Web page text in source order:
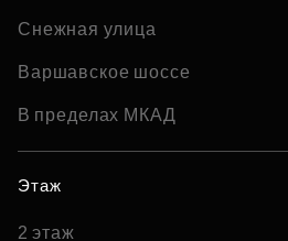
Снежная улица
Варшавское шоссе
В пределах МКАД
Этаж
2 этаж